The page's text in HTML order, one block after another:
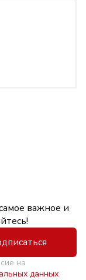
важное и
на
данных